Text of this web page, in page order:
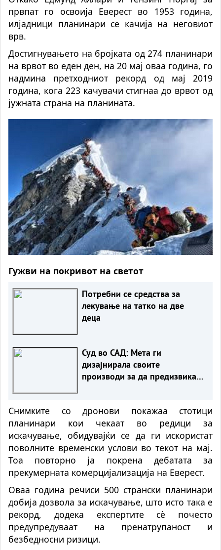
првпат го освоија Еверест во 1953 година,
илјадници планинари се качија на неговиот
врв.
Достигнувањето на бројката од 274 планинари
на врвот во еден ден, на 20 мај оваа година, го
надмина претходниот рекорд од мај 2019
година, кога 223 качувачи стигнаа до врвот од
јужната страна на планината.
Гужви на покривот на светот
Потребни се средства за
лекување на татко на две
деца
Суд во САД: Мета ги
дизајнирала своите
производи за да предизвикаат
Снимките со дронови покажаа стотици
планинари кои чекаат во редици за
искачување, обидувајќи се да ги искористат
поволните временски услови во текот на мај.
Тоа повторно ја покрена дебатата за
прекумерната комерцијализација на Еверест.
Оваа година речиси 500 странски планинари
добија дозвола за искачување, што исто така е
рекорд, додека експертите сè почесто
предупредуваат на пренатрупаност и
безбедносни ризици.